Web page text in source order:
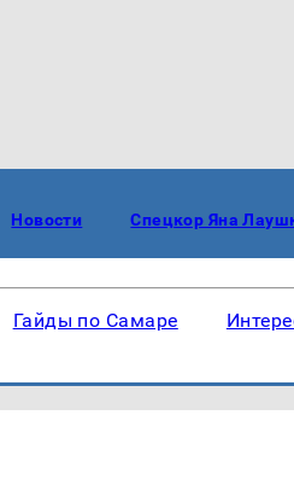
Новости Спецкор Яна
Гайды по Самаре